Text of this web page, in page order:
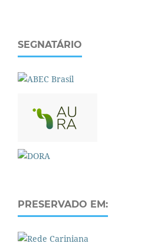
SEGNATÁRIO
PRESERVADO EM: